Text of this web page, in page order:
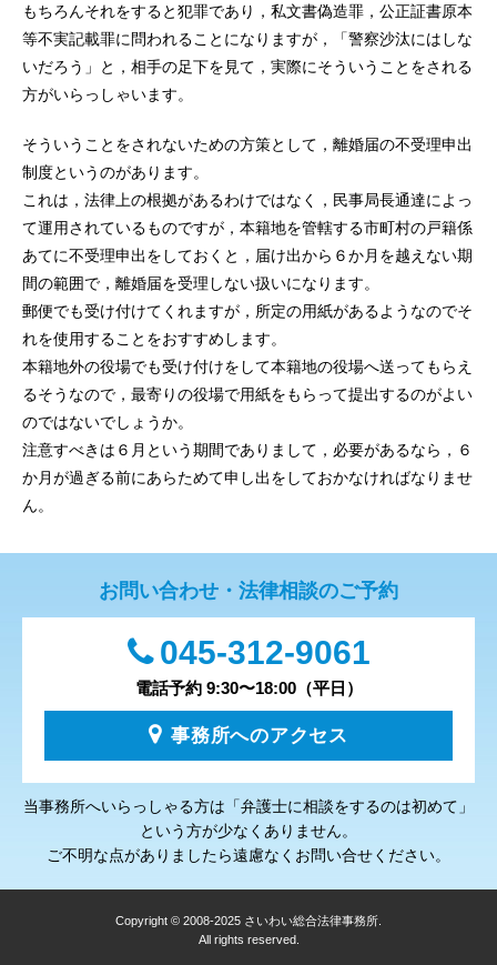
もちろんそれをすると犯罪であり，私文書偽造罪，公正証書原本
等不実記載罪に問われることになりますが，「警察沙汰にはしな
いだろう」と，相手の足下を見て，実際にそういうことをされる
方がいらっしゃいます。
そういうことをされないための方策として，離婚届の不受理申出
制度というのがあります。
これは，法律上の根拠があるわけではなく，民事局長通達によっ
て運用されているものですが，本籍地を管轄する市町村の戸籍係
あてに不受理申出をしておくと，届け出から６か月を越えない期
間の範囲で，離婚届を受理しない扱いになります。
郵便でも受け付けてくれますが，所定の用紙があるようなのでそ
れを使用することをおすすめします。
本籍地外の役場でも受け付けをして本籍地の役場へ送ってもらえ
るそうなので，最寄りの役場で用紙をもらって提出するのがよい
のではないでしょうか。
注意すべきは６月という期間でありまして，必要があるなら，６
か月が過ぎる前にあらためて申し出をしておかなければなりませ
ん。
お問い合わせ・法律相談のご予約
045-312-9061
電話予約 9:30〜18:00（平日）
事務所へのアクセス
当事務所へいらっしゃる方は「弁護士に相談をするのは初めて」
という方が少なくありません。
ご不明な点がありましたら遠慮なくお問い合せください。
Copyright © 2008-2025 さいわい総合法律事務所.
All rights reserved.